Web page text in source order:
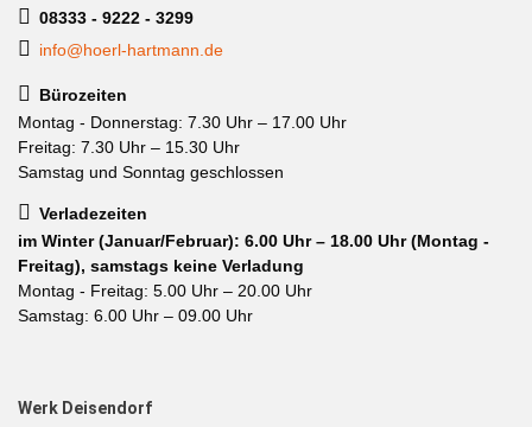
08333 - 9222 - 3299
info@hoerl-hartmann.de
Bürozeiten
Montag - Donnerstag: 7.30 Uhr – 17.00 Uhr
Freitag: 7.30 Uhr – 15.30 Uhr
Samstag und Sonntag geschlossen
Verladezeiten
im Winter (Januar/Februar): 6.00 Uhr – 18.00 Uhr (Montag -
Freitag), samstags keine Verladung
Montag - Freitag: 5.00 Uhr – 20.00 Uhr
Samstag: 6.00 Uhr – 09.00 Uhr
Werk Deisendorf